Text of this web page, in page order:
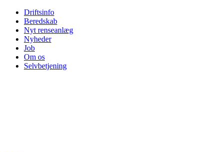
Driftsinfo
Beredskab
Nyt renseanlæg
Nyheder
Job
Om os
Selvbetjening